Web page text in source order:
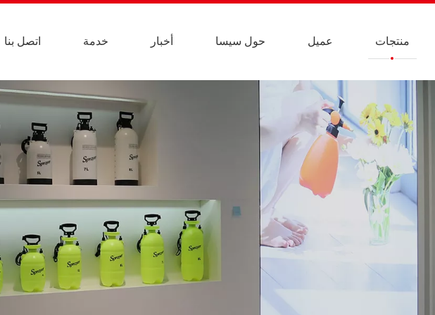
اتصل بنا خدمة أخبار حول سيسا عميل منتجات